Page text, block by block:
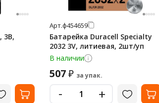
3В,
Арт.ф454659
Батарейка Duracell Specialty
2032 3V, литиевая, 2шт/уп
В наличии
507₽ за упак.
- +